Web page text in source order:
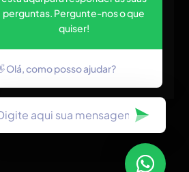
reservados.
SEO, criação de sites, tráfego pago e
perguntas. Pergunte-nos o que
quiser!
Olá, como posso ajudar?